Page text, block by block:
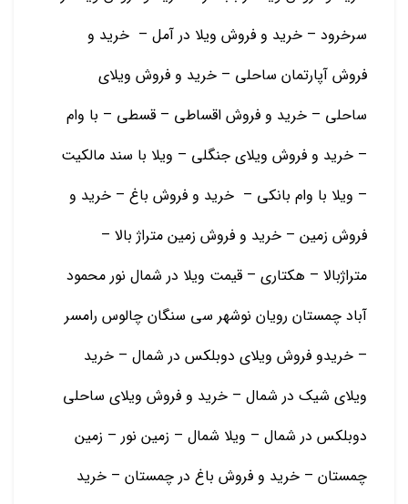
سرخرود – خرید و فروش ویلا در آمل – خرید و
فروش آپارتمان ساحلی – خرید و فروش ویلای
ساحلی – خرید و فروش اقساطی – قسطی – با وام
– خرید و فروش ویلای جنگلی – ویلا با سند مالکیت
– ویلا با وام بانکی – خرید و فروش باغ – خرید و
فروش زمین – خرید و فروش زمین متراژ بالا –
متراژبالا – هکتاری – قیمت ویلا در شمال نور محمود
آباد چمستان رویان نوشهر سی سنگان چالوس رامسر
– خریدو فروش ویلای دوبلکس در شمال – خرید
ویلای شیک در شمال – خرید و فروش ویلای ساحلی
دوبلکس در شمال – ویلا شمال – زمین نور – زمین
چمستان – خرید و فروش باغ در چمستان – خرید